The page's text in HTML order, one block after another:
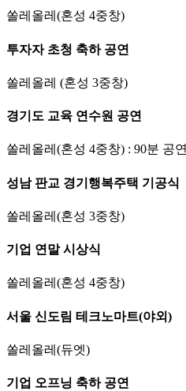
쏠레올레(혼성 4중창)
투자자 초청 축하 공연
쏠레올레 (혼성 3중창)
경기도 교육 연수원 공연
쏠레올레(혼성 4중창) : 90분 공연
성남 판교 경기행복주택 기공식
쏠레올레(혼성 3중창)
기업 연말 시상식
쏠레올레(혼성 4중창)
서울 신도림 테크노마트(야외)
쏠레올레(듀엣)
기업 오프닝 축하 공연